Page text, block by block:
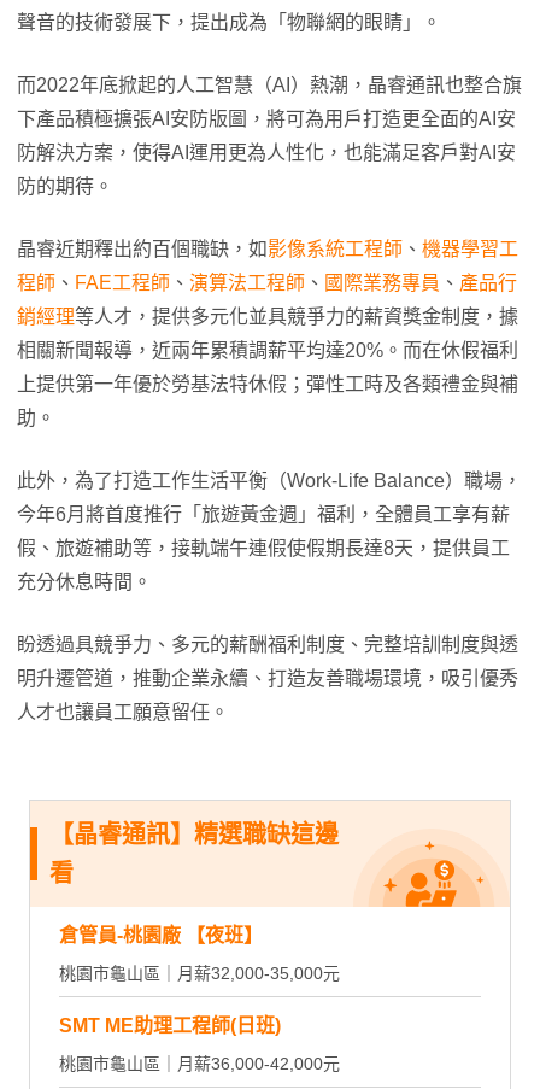
聲音的技術發展下，提出成為「物聯網的眼睛」。
而2022年底掀起的人工智慧（AI）熱潮，晶睿通訊也整合旗
下產品積極擴張AI安防版圖，將可為用戶打造更全面的AI安
防解決方案，使得AI運用更為人性化，也能滿足客戶對AI安
防的期待。
晶睿近期釋出約百個職缺，如影像系統工程師 、 機器學習工
程師 、 FAE工程師 、 演算法工程師 、 國際業務專員 、 產品行
銷經理等人才，提供多元化並具競爭力的薪資獎金制度，據
相關新聞報導，近兩年累積調薪平均達20%。而在休假福利
上提供第一年優於勞基法特休假；彈性工時及各類禮金與補
助。
此外，為了打造工作生活平衡（Work-Life Balance）職場，
今年6月將首度推行「旅遊黃金週」福利，全體員工享有薪
假、旅遊補助等，接軌端午連假使假期長達8天，提供員工
充分休息時間。
盼透過具競爭力、多元的薪酬福利制度、完整培訓制度與透
明升遷管道，推動企業永續、打造友善職場環境，吸引優秀
人才也讓員工願意留任。
【晶睿通訊】精選職缺這邊
看
倉管員-桃園廠 【夜班】
桃園市龜山區｜月薪32,000-35,000元
SMT ME助理工程師(日班)
桃園市龜山區｜月薪36,000-42,000元